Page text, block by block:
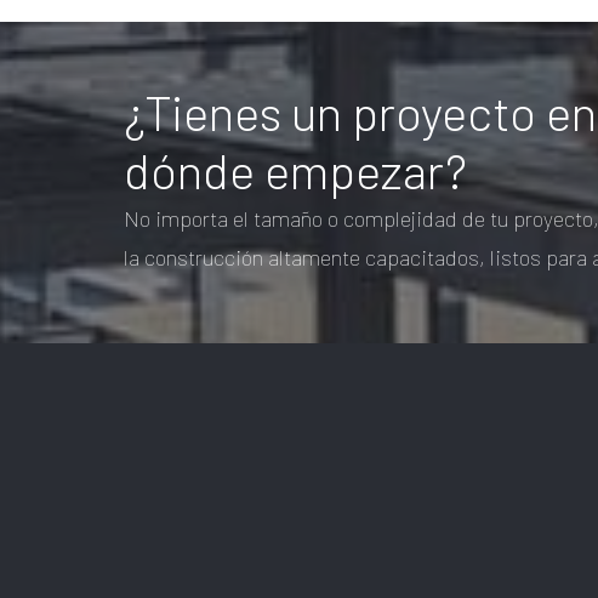
¿Tienes un proyecto
dónde empezar?
No importa el tamaño o complejidad de tu
la construcción altamente capacitados, listos para